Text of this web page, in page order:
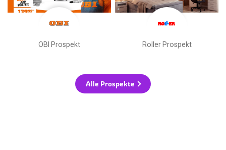
OBI Prospekt Roller Prospekt
Alle Prospekte